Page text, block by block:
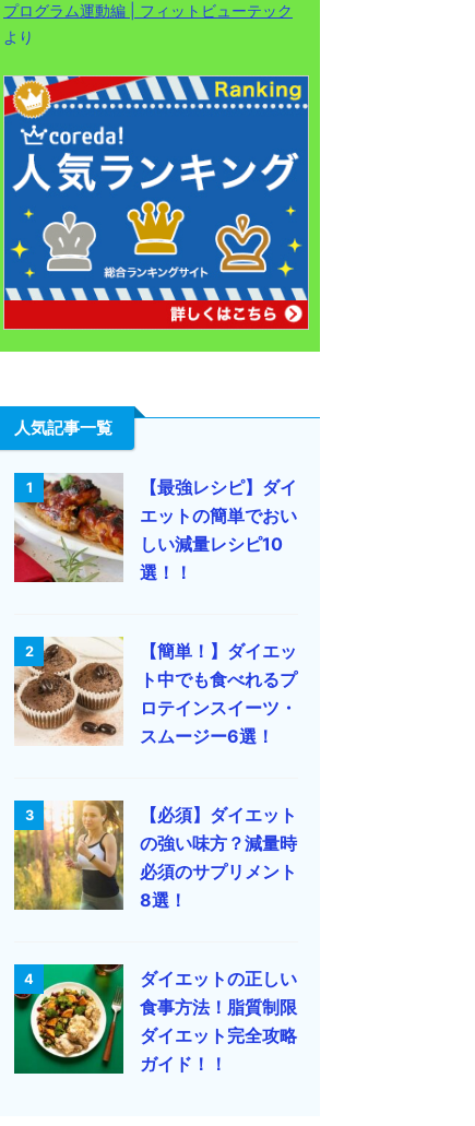
プログラム運動編 | フィットビューテック
より
人気記事一覧
1
【最強レシピ】ダイ
エットの簡単でおい
しい減量レシピ10
選！！
2
【簡単！】ダイエッ
ト中でも食べれるプ
ロテインスイーツ・
スムージー6選！
3
【必須】ダイエット
の強い味方？減量時
必須のサプリメント
8選！
4
ダイエットの正しい
食事方法！脂質制限
ダイエット完全攻略
ガイド！！